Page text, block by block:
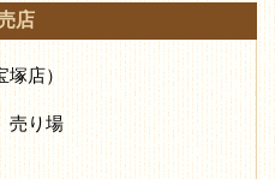
店
塚店）
売り場